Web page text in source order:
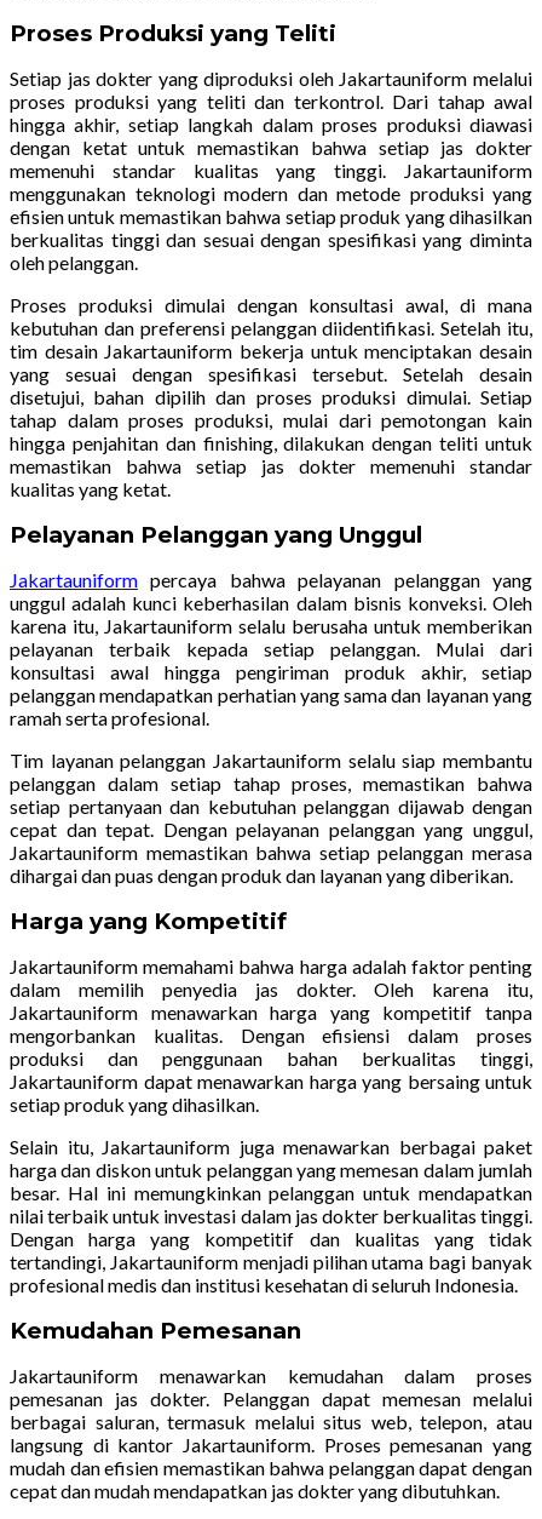
Proses Produksi yang Teliti
Setiap jas dokter yang diproduksi oleh Jakartauniform melalui
proses produksi yang teliti dan terkontrol. Dari tahap awal
hingga akhir, setiap langkah dalam proses produksi diawasi
dengan ketat untuk memastikan bahwa setiap jas dokter
memenuhi standar kualitas yang tinggi. Jakartauniform
menggunakan teknologi modern dan metode produksi yang
efisien untuk memastikan bahwa setiap produk yang dihasilkan
berkualitas tinggi dan sesuai dengan spesifikasi yang diminta
oleh pelanggan.
Proses produksi dimulai dengan konsultasi awal, di mana
kebutuhan dan preferensi pelanggan diidentifikasi. Setelah itu,
tim desain Jakartauniform bekerja untuk menciptakan desain
yang sesuai dengan spesifikasi tersebut. Setelah desain
disetujui, bahan dipilih dan proses produksi dimulai. Setiap
tahap dalam proses produksi, mulai dari pemotongan kain
hingga penjahitan dan finishing, dilakukan dengan teliti untuk
memastikan bahwa setiap jas dokter memenuhi standar
kualitas yang ketat.
Pelayanan Pelanggan yang Unggul
Jakartauniform percaya bahwa pelayanan pelanggan yang
unggul adalah kunci keberhasilan dalam bisnis konveksi. Oleh
karena itu, Jakartauniform selalu berusaha untuk memberikan
pelayanan terbaik kepada setiap pelanggan. Mulai dari
konsultasi awal hingga pengiriman produk akhir, setiap
pelanggan mendapatkan perhatian yang sama dan layanan yang
ramah serta profesional.
Tim layanan pelanggan Jakartauniform selalu siap membantu
pelanggan dalam setiap tahap proses, memastikan bahwa
setiap pertanyaan dan kebutuhan pelanggan dijawab dengan
cepat dan tepat. Dengan pelayanan pelanggan yang unggul,
Jakartauniform memastikan bahwa setiap pelanggan merasa
dihargai dan puas dengan produk dan layanan yang diberikan.
Harga yang Kompetitif
Jakartauniform memahami bahwa harga adalah faktor penting
dalam memilih penyedia jas dokter. Oleh karena itu,
Jakartauniform menawarkan harga yang kompetitif tanpa
mengorbankan kualitas. Dengan efisiensi dalam proses
produksi dan penggunaan bahan berkualitas tinggi,
Jakartauniform dapat menawarkan harga yang bersaing untuk
setiap produk yang dihasilkan.
Selain itu, Jakartauniform juga menawarkan berbagai paket
harga dan diskon untuk pelanggan yang memesan dalam jumlah
besar. Hal ini memungkinkan pelanggan untuk mendapatkan
nilai terbaik untuk investasi dalam jas dokter berkualitas tinggi.
Dengan harga yang kompetitif dan kualitas yang tidak
tertandingi, Jakartauniform menjadi pilihan utama bagi banyak
profesional medis dan institusi kesehatan di seluruh Indonesia.
Kemudahan Pemesanan
Jakartauniform menawarkan kemudahan dalam proses
pemesanan jas dokter. Pelanggan dapat memesan melalui
berbagai saluran, termasuk melalui situs web, telepon, atau
langsung di kantor Jakartauniform. Proses pemesanan yang
mudah dan efisien memastikan bahwa pelanggan dapat dengan
cepat dan mudah mendapatkan jas dokter yang dibutuhkan.